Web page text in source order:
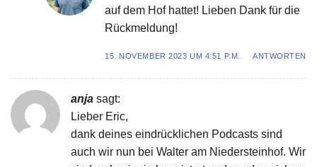
auf dem Hof hattet! Lieben Dank für die
Rückmeldung!
15. NOVEMBER 2023 UM 4:51 P.M. ANTWORTEN
anja sagt:
Lieber Eric,
dank deines eindrücklichen Podcasts sind
auch wir nun bei Walter am Niedersteinhof. Wir